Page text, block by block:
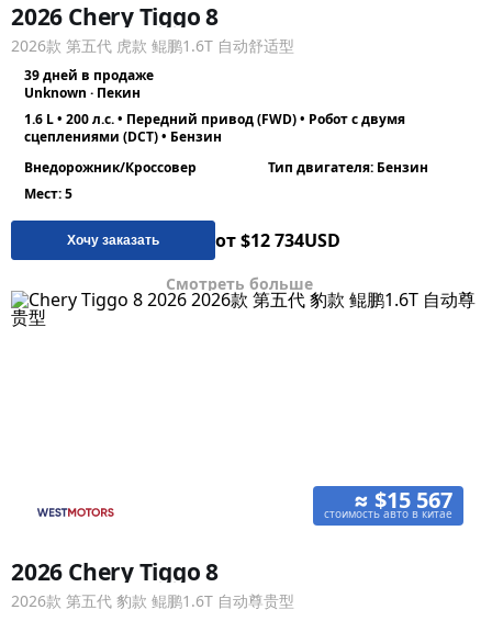
2026 Chery Tiggo 8
2026款 第五代 虎款 鲲鹏1.6T 自动舒适型
39 дней в продаже
Unknown · Пекин
1.6 L • 200 л.с. • Передний привод (FWD) • Робот с двумя
сцеплениями (DCT) • Бензин
Внедорожник/Кроссовер
Тип двигателя: Бензин
Мест: 5
Хочу заказать от $12 734USD
Смотреть больше
≈ $15 567
стоимость авто в китае
2026 Chery Tiggo 8
2026款 第五代 豹款 鲲鹏1.6T 自动尊贵型